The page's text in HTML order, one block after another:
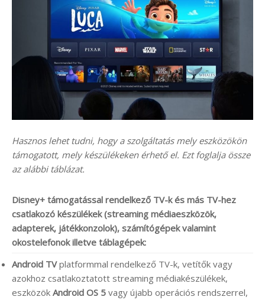
Hasznos lehet tudni, hogy a szolgáltatás mely eszközökön
támogatott, mely készülékeken érhető el. Ezt foglalja össze
az alábbi táblázat.
Disney+ támogatással rendelkező TV-k és más TV-hez
csatlakozó készülékek (streaming médiaeszközök,
adapterek, játékkonzolok), számítógépek valamint
okostelefonok illetve táblagépek:
Android TVplatformmal rendelkező TV-k, vetítők vagy
azokhoz csatlakoztatott streaming médiakészülékek,
eszközök Android OS 5 vagy újabb operációs rendszerrel,